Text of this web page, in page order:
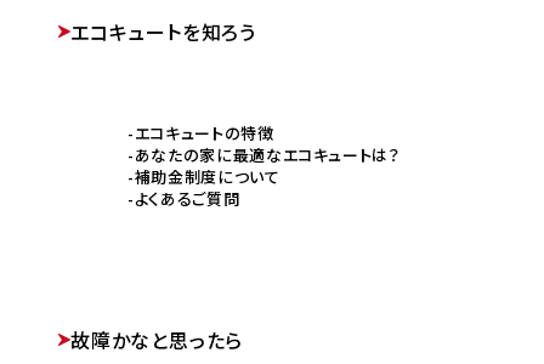
エコキュートを知ろう
エコキュートの特徴
あなたの家に最適なエコキュートは？
補助金制度について
よくあるご質問
故障かなと思ったら